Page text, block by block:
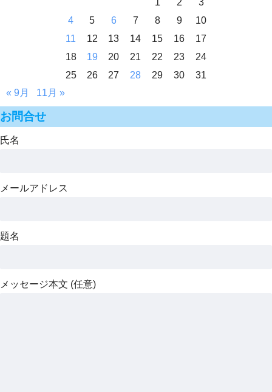
4
5 6 7 8 9
10
11
12 13 14 15 16
17
18
19 20 21 22 23
24
25
26 27 28 29 30
31
« 9月
11月 »
お問合せ
氏名
メールアドレス
題名
メッセージ本文 (任意)